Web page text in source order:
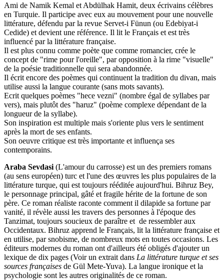
Ami de Namik Kemal et Abdülhak Hamit, deux écrivains célèbres
en Turquie. Il participe avec eux au mouvement pour une nouvelle
littérature, défendu par la revue Servet-i Fünun (ou Edebiyat-i
Cedide) et devient une référence. Il lit le Français et est très
influencé par la littérature française.
Il est plus connu comme poète que comme romancier, crée le
concept de "rime pour l'oreille", par opposition à la rime "visuelle"
de la poésie traditionnelle qui sera abandonnée.
Il écrit encore des poèmes qui continuent la tradition du divan, mais
utilise aussi la langue courante (sans mots savants).
Ecrit quelques poèmes "hece vezni" (nombre égal de syllabes par
vers), mais plutôt des "haruz" (poème complexe dépendant de la
longueur de la syllabe).
Son inspiration est multiple mais s'oriente plus vers le sentiment
après la mort de ses enfants.
Son oeuvre critique est très importante et influença ses
contemporains.
Araba Sevdasi (L'amour du carrosse) est un des premiers romans
(au sens européen) turc et l'une des œuvres les plus populaires de la
littérature turque, qui est toujours rééditée aujourd'hui. Bihruz Bey,
le personnage principal, gâté et fragile hérite de la fortune de son
père. Ce roman réaliste raconte comment il dilapide sa fortune par
vanité, il révèle aussi les travers des personnes à l'époque des
Tanzimat, toujours soucieux de paraître et de ressembler aux
Occidentaux. Bihruz apprend le Français, lit la littérature française et
en utilise, par snobisme, de nombreux mots en toutes occasions. Les
éditeurs modernes du roman ont d'ailleurs été obligés d'ajouter un
lexique de dix pages (Voir un extrait dans La littérature turque et ses
sources françaises de Gül Mete-Yuva). La langue ironique et la
psychologie sont les autres originalités de ce roman.